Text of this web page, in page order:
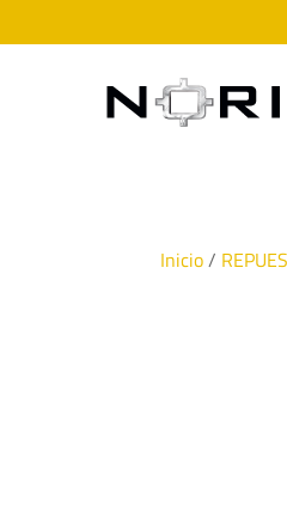
Inicio/